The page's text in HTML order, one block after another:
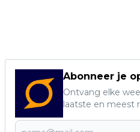
Abonneer je
Ontvang elke
laatste en meest